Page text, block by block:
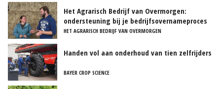
Het Agrarisch Bedrijf van Overmorgen:
ondersteuning bij je bedrijfsovernameproces
HET AGRARISCH BEDRIJF VAN OVERMORGEN
Handen vol aan onderhoud van tien zelfrijders
BAYER CROP SCIENCE